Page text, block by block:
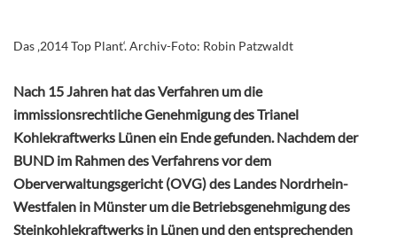
Das ‚2014 Top Plant‘. Archiv-Foto: Robin Patzwaldt
Nach 15 Jahren hat das Verfahren um die
immissionsrechtliche Genehmigung des Trianel
Kohlekraftwerks Lünen ein Ende gefunden. Nachdem der
BUND im Rahmen des Verfahrens vor dem
Oberverwaltungsgericht (OVG) des Landes Nordrhein-
Westfalen in Münster um die Betriebsgenehmigung des
Steinkohlekraftwerks in Lünen und den entsprechenden